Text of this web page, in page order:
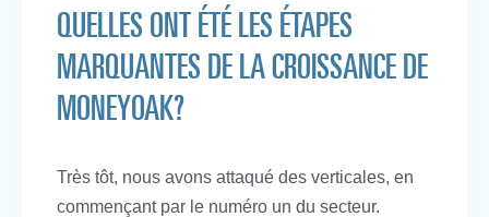
QUELLES ONT ÉTÉ LES ÉTAPES
MARQUANTES DE LA CROISSANCE DE
MONEYOAK?
Très tôt, nous avons attaqué des verticales, en
commençant par le numéro un du secteur.